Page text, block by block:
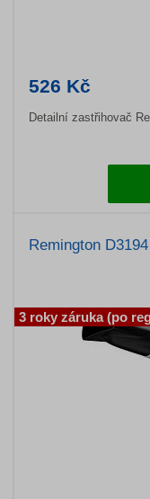
526 Kč
Detailní zastřihovač
Remington
3 roky záruka (po